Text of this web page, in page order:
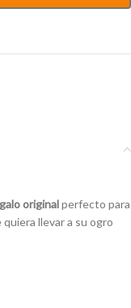
originalperfecto para
llevar a su ogro